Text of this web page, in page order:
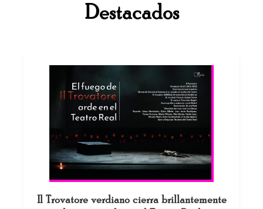
Destacados
Il Trovatore verdiano cierra brillantemente